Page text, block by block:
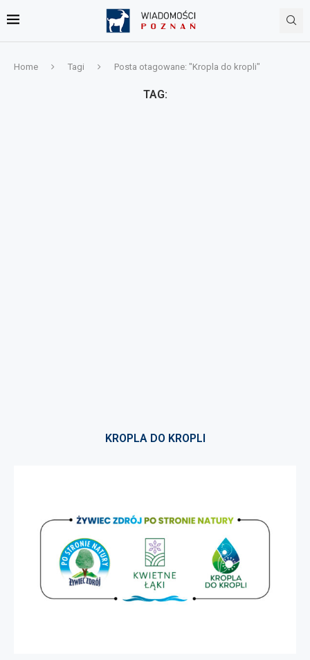
Home Tagi Posta otagowane: "Kropla do kropli"
TAG:
KROPLA DO KROPLI